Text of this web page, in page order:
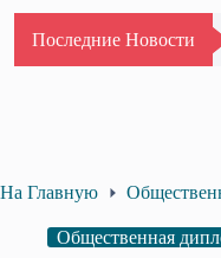
Последние Новости
На Главную
Общественная